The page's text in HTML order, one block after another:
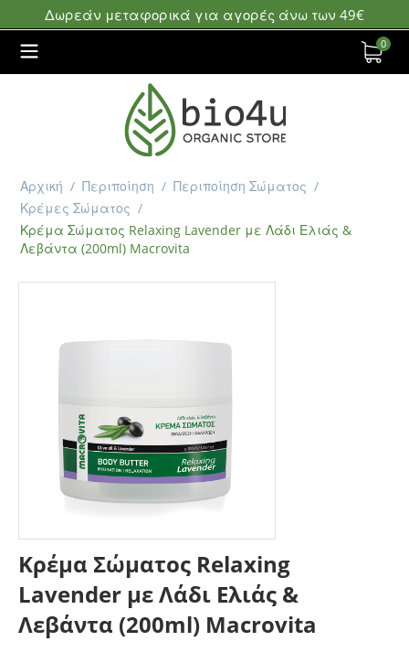
Δωρεάν μεταφορικά για αγορές άνω των 49€
0
Αρχική / Περιποίηση / Περιποίηση Σώματος /
Κρέμες Σώματος /
Κρέμα Σώματος Relaxing Lavender με Λάδι Ελιάς &
Λεβάντα (200ml) Macrovita
Κρέμα Σώματος Relaxing
Lavender με Λάδι Ελιάς &
Λεβάντα (200ml) Macrovita